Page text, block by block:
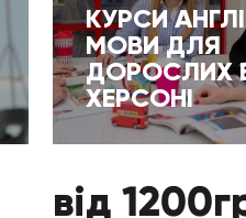
КУРСИ
МОВИ ДЛЯ
ДОРОСЛИХ
ХЕРСОНІ
від 1200